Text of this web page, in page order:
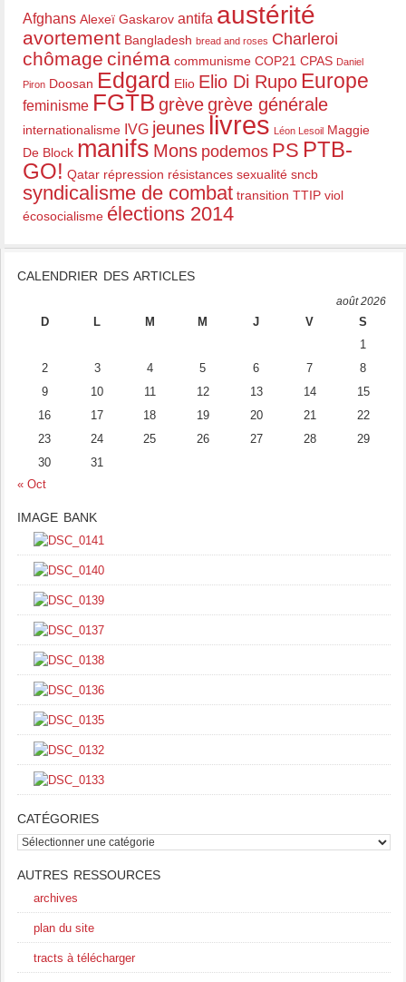
Afghans Alexeï Gaskarov antifa austérité
avortement Bangladesh bread and roses Charleroi
chômage cinéma communisme COP21 CPAS Daniel
Piron Doosan Edgard Elio Elio Di Rupo Europe
feminisme FGTB grèvegrève générale
internationalisme IVG jeunes livres Léon Lesoil Maggie
De Block manifs Mons podemos PS PTB-
GO! Qatar répression résistances sexualité sncb
syndicalisme de combat transition TTIP viol
écosocialisme élections 2014
CALENDRIER DES ARTICLES
août 2026
D L M M J V
S
1
2
3 4 5 6 7
8
9
10 11 12 13 14
15
16
17 18 19 20 21
22
23
24 25 26 27 28
29
30
31
« Oct
IMAGE BANK
CATÉGORIES
catégories
AUTRES RESSOURCES
archives
plan du site
tracts à télécharger